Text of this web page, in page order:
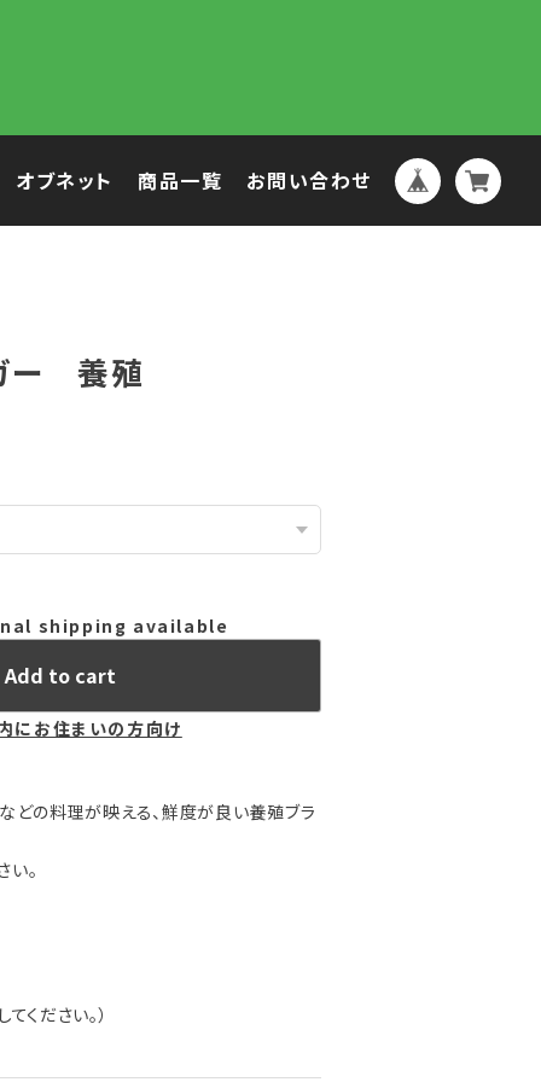
オブネット 商品一覧 お問い合わせ
ー 養殖
shipping available
Add to cart
にお住まいの方向け
などの料理が映える、鮮度が良い養殖ブラ
。
ください。）